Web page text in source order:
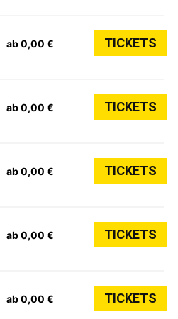
ab 0,00 € TICKETS
ab 0,00 € TICKETS
ab 0,00 € TICKETS
ab 0,00 € TICKETS
ab 0,00 € TICKETS